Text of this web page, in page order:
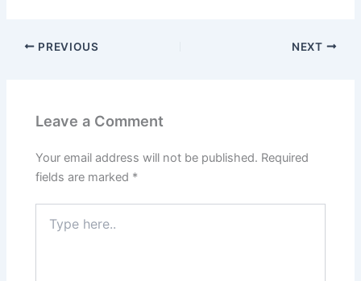
PREVIOUS NEXT
Leave a Comment
Your email address will not be published. Required
fields are marked *
here..